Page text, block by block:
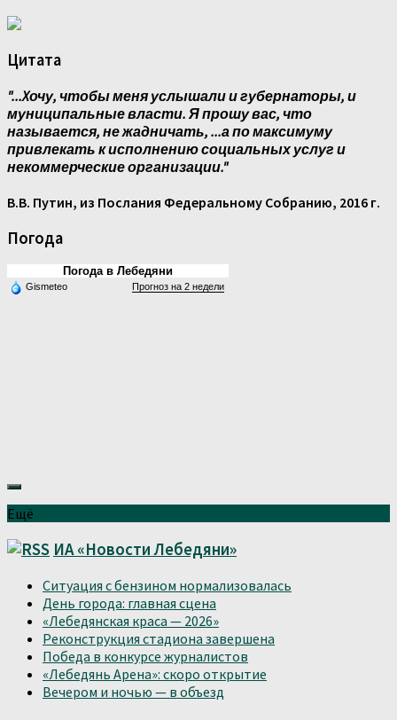
Цитата
"...Xочу, чтобы меня услышали и губернаторы, и
муниципальные власти. Я прошу вас, что
называется, не жадничать, ...а по максимуму
привлекать к исполнению социальных услуг и
некоммерческие организации."
В.В. Путин, из Послания Федеральному Собранию, 2016 г.
Погода
Погода в Лебедяни
Gismeteo Прогноз на 2 недели
Ещё
ИА «Новости Лебедяни»
Ситуация с бензином нормализовалась
День города: главная сцена
«Лебедянская краса — 2026»
Реконструкция стадиона завершена
Победа в конкурсе журналистов
«Лебедянь Арена»: скоро открытие
Вечером и ночью — в объезд